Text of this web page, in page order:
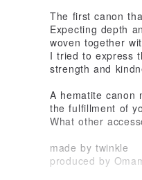
The first canon
Expecting depth
woven together
I tried to express
strength and
A hematite canon
the fulfillment of
What other
made by twinkle
produced by